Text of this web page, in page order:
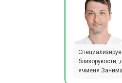
близорукости,